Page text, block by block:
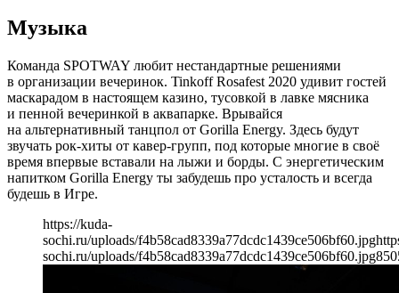
Музыка
Команда SPOTWAY любит нестандартные решениями
в организации вечеринок. Tinkoff Rosafest 2020 удивит гостей
маскарадом в настоящем казино, тусовкой в лавке мясника
и пенной вечеринкой в аквапарке. Врывайся
на альтернативный танцпол от Gorilla Energy. Здесь будут
звучать рок-хиты от кавер-групп, под которые многие в своё
время впервые вставали на лыжи и борды. С энергетическим
напитком Gorilla Energy ты забудешь про усталость и всегда
будешь в Игре.
https://kuda-
sochi.ru/uploads/f4b58cad8339a77dcdc1439ce506bf60.jpg
sochi.ru/uploads/f4b58cad8339a77dcdc1439ce506bf60.jpg850